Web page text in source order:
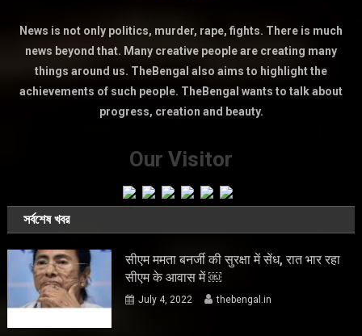
News is not only politics, murder, rape, fights. There is much
news beyond that. Many creative people are creating many
things around us. TheBengal also aims to highlight the
achievements of such people. TheBengal wants to talk about
progress, creation and beauty.
Our Visitor
সর্বশেষ খবর
सीएम ममता बनर्जी की सुरक्षा में सेंध, रात भार रहा
सीएम के आवास में ￼
July 4, 2022 thebengal.in